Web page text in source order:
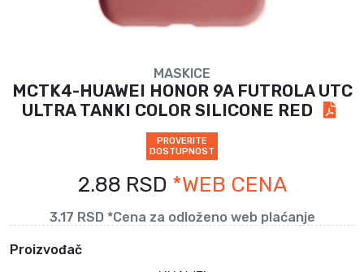
MASKICE
MCTK4-HUAWEI HONOR 9A FUTROLA UTC
ULTRA TANKI COLOR SILICONE RED
PROVERITE
DOSTUPNOST
2.88 RSD *WEB CENA
3.17 RSD *Cena za odloženo web plaćanje
Proizvođač